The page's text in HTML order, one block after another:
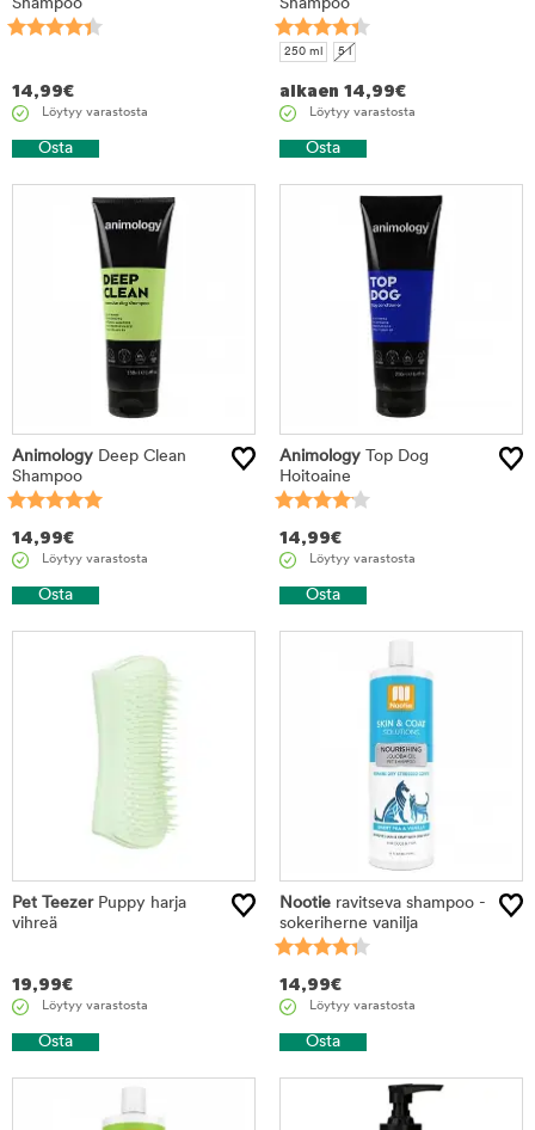
Shampoo
14,99€
Löytyy varastosta
Osta
Shampoo
250 ml 5 l
alkaen 14,99€
Löytyy varastosta
Osta
Animology Deep Clean
Shampoo
14,99€
Löytyy varastosta
Osta
Animology Top Dog
Hoitoaine
14,99€
Löytyy varastosta
Osta
Pet TeezerPuppy harja
vihreä
19,99€
Löytyy varastosta
Osta
Nootie ravitseva shampoo -
sokeriherne vanilja
14,99€
Löytyy varastosta
Osta